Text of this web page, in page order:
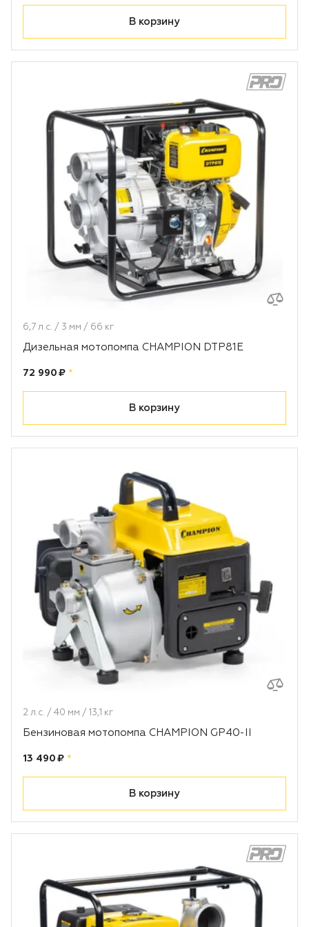
В корзину
6,7 л.с. / 3 мм / 66 кг
Дизельная мотопомпа CHAMPION DTP81E
Цена:
72 990 ₽ рублей
*
В корзину
2 л.с. / 40 мм / 13,1 кг
Бензиновая мотопомпа CHAMPION GP40-II
Цена:
13 490 ₽ рублей
*
В корзину